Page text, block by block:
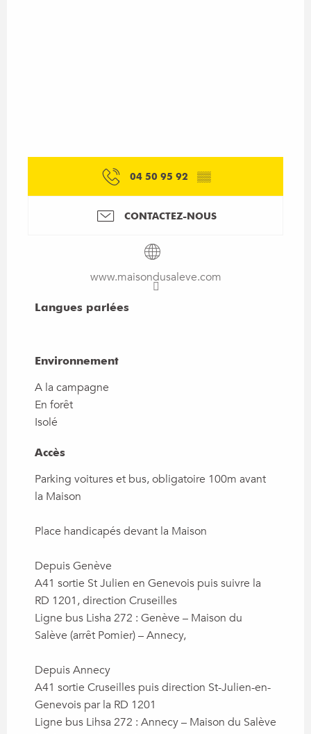
04 50 95 92 ▒▒
CONTACTEZ-NOUS
www.maisondusaleve.com
Langues parlées
Langues parlées
Environnement
Environnement
A la campagne
En forêt
Isolé
Accès
Accès
Parking voitures et bus, obligatoire 100m avant
la Maison
Place handicapés devant la Maison
Depuis Genève
A41 sortie St Julien en Genevois puis suivre la
RD 1201, direction Cruseilles
Ligne bus Lisha 272 : Genève – Maison du
Salève (arrêt Pomier) – Annecy,
Depuis Annecy
A41 sortie Cruseilles puis direction St-Julien-en-
Genevois par la RD 1201
Ligne bus Lihsa 272 : Annecy – Maison du Salève